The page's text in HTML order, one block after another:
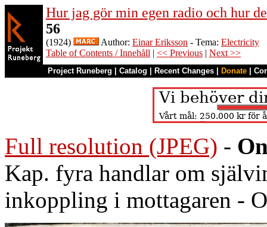
Hur jag gör min egen radio och hur
56
(1924) Author: Einar Eriksson - Tema: Electricity
Table of Contents / Innehåll | << Previous | Next >>
Project Runeberg Catalog Recent Changes Donate
Full resolution (JPEG) -
Kap. fyra handlar om
inkoppling i mottagaren -